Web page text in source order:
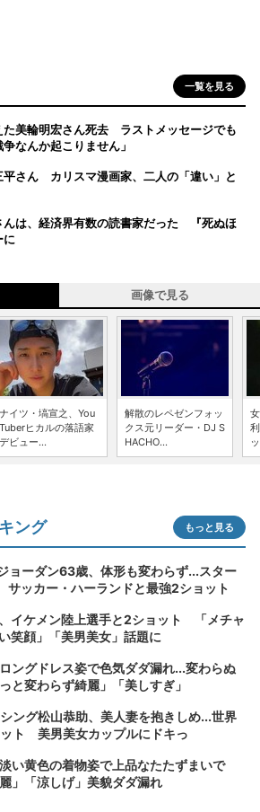
一覧を見る
た美輪明宏さん死去 ラストメッセージでも
なんか起こりません」
平さん カリスマ漫画家、二人の「違い」と
んは、経済界有数の読書家だった 『死ぬほ
に
画像で見る
ナイツ・塙宣之、You
Tuberヒカルの落語家
デビュー...
解散のレペゼンフォッ
クス元リーダー・DJ S
HACHO...
ング もっと見る
ョーダン63歳、体形も変わらず...スター
ッカー・ハーランドと最強2ショット
イケメン陸上選手と2ショット 「メチャ
笑顔」「美男美女」話題に
ングドレス姿で色気ダダ漏れ...変わらぬ
変わらず綺麗」「美しすぎ」
ング松山恭助、美人妻を抱きしめ...世界
ト 美男美女カップルにドキっ
い黄色の着物姿で上品なたたずまいで
」「涼しげ」美貌ダダ漏れ